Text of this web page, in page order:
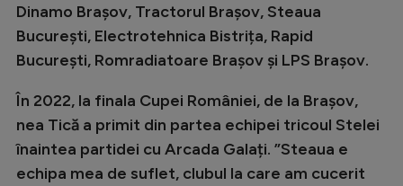
Dinamo Brașov, Tractorul Brașov, Steaua
București, Electrotehnica Bistrița, Rapid
București, Romradiatoare Brașov și LPS Brașov.
În 2022, la finala Cupei României, de la Brașov,
nea Tică a primit din partea echipei tricoul Stelei
înaintea partidei cu Arcada Galați. ”Steaua e
echipa mea de suflet, clubul la care am cucerit